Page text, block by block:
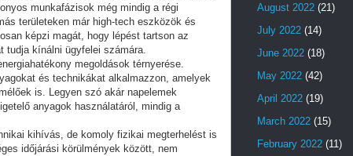
munkafázisok még mindig a régi
területeken már high-tech eszközök és
képzi magát, hogy lépést tartson az
tudja kínálni ügyfelei számára.
megoldások térnyerése.
és technikákat alkalmazzon, amelyek
is. Legyen szó akár napelemek
anyagok használatáról, mindig a
kihívás, de komoly fizikai megterhelést is
időjárási körülmények között, nem
August 2022 (21)
July 2022 (14)
June 2022 (18)
May 2022 (42)
April 2022 (19)
March 2022 (15)
February 2022 (11)